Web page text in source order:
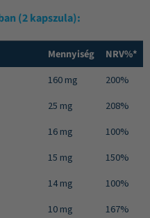
(2 kapszula):
Mennyiség
NRV%*
160 mg
200%
25 mg
208%
16 mg
100%
15 mg
150%
14 mg
100%
10 mg
167%